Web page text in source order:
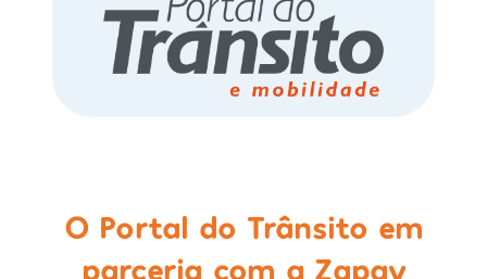
O Portal do Trânsito em
parceria com a Zapay